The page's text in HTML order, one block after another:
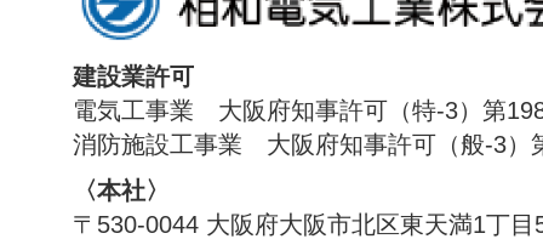
建設業許可
電気工事業 大阪府知事許可（特-3）第
消防施設工事業 大阪府知事許可（般-3）
〈本社〉
〒530-0044 大阪府大阪市北区東天満1丁目